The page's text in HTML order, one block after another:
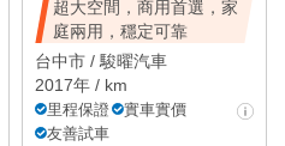
超大空間，商用首選，家
庭兩用，穩定可靠
台中市 / 駿曜汽車
2017年 / km
里程保證
實車實價
友善試車